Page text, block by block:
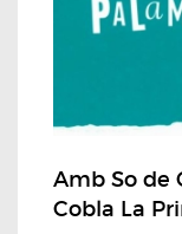
Amb So de
Cobla La